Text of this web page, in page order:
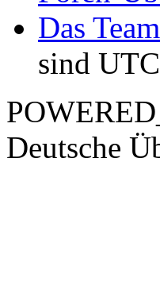
Das Team
sind
Deutsche